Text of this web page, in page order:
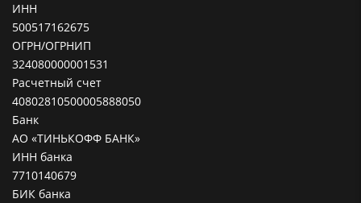
ИНН
500517162675
ОГРН/ОГРНИП
324080000001531
Расчетный счет
40802810500005888050
Банк
АО «ТИНЬКОФФ БАНК»
ИНН банка
7710140679
БИК банка